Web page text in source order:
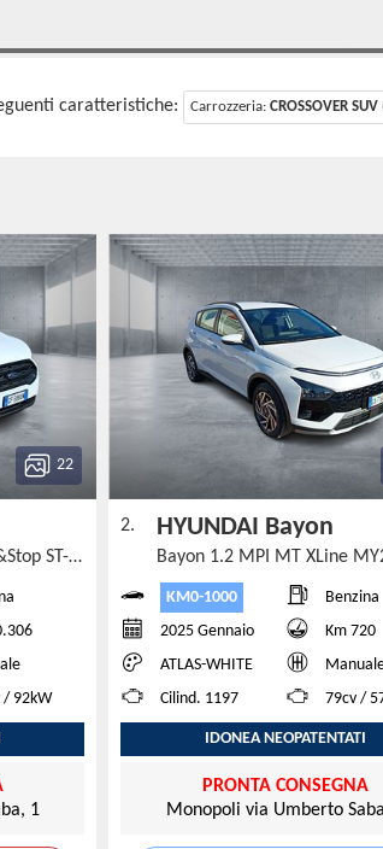
caratteristiche: Carrozzeria: CROSSOVER
22
1.0 EcoBoost 125 CV Start&Stop ST-Line
/ 92kW
1
2. HYUNDAI Bayon
Bayon 1.2 MPI MT XLine
KM0-1000
Benzina
2025 Gennaio
Km 720
ATLAS-WHITE
Cilind. 1197
79cv /
IDONEA NEOPATENTATI
PRONTA CONSEGNA
Monopoli via Umberto